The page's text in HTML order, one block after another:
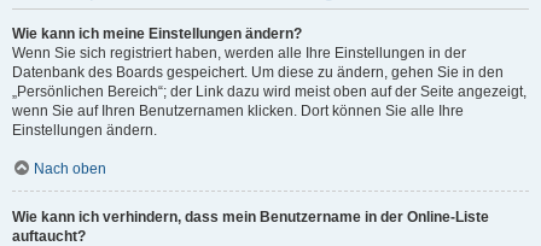
Wie kann ich meine Einstellungen ändern?
Wenn Sie sich registriert haben, werden alle Ihre Einstellungen in der
Datenbank des Boards gespeichert. Um diese zu ändern, gehen Sie in den
„Persönlichen Bereich“; der Link dazu wird meist oben auf der Seite angezeigt,
wenn Sie auf Ihren Benutzernamen klicken. Dort können Sie alle Ihre
Einstellungen ändern.
Nach oben
Wie kann ich verhindern, dass mein Benutzername in der Online-Liste
auftaucht?